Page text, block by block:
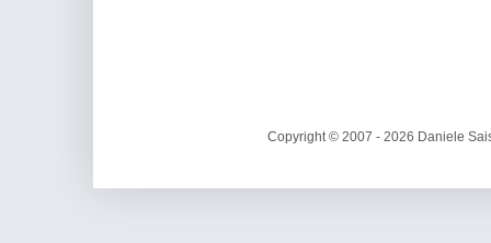
Copyright © 2007 - 2026 Daniele